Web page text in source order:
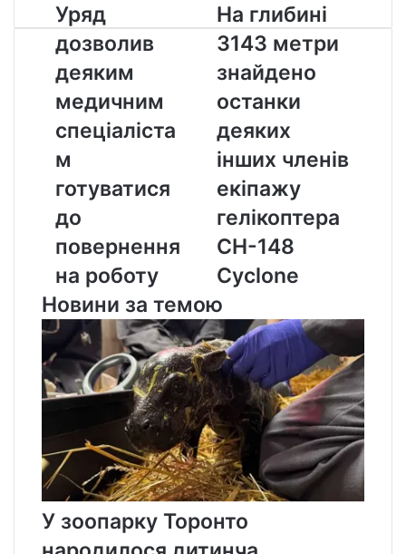
Уряд
дозволив
деяким
медичним
спеціалістам
готуватися
до
повернення
на
Уряд
дозволив
деяким
медичним
спеціаліста
м
готуватися
до
повернення
на роботу
На
глибині
3143
метри
знайдено
останки
деяких
інших
членів
екіпажу
гелікоптера
CH-
148
Cyclone
На глибині
3143 метри
знайдено
останки
деяких
інших членів
екіпажу
гелікоптера
CH-148
Cyclone
Новини за темою
У зоопарку Торонто